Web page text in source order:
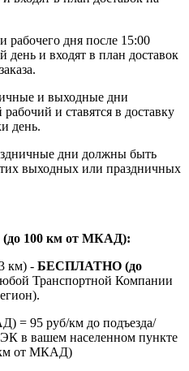
рабочего дня после 15:00
и входят в план доставок
и выходные дни
и ставятся в доставку
день.
дни должны быть
выходных или праздничных
100 км от МКАД):
км) - БЕСПЛАТНО (до
Транспортной Компании
= 95 руб/км до подъезда/
в вашем населенном пункте
км от МКАД)